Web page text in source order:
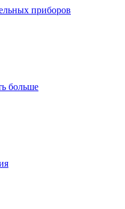
приборов